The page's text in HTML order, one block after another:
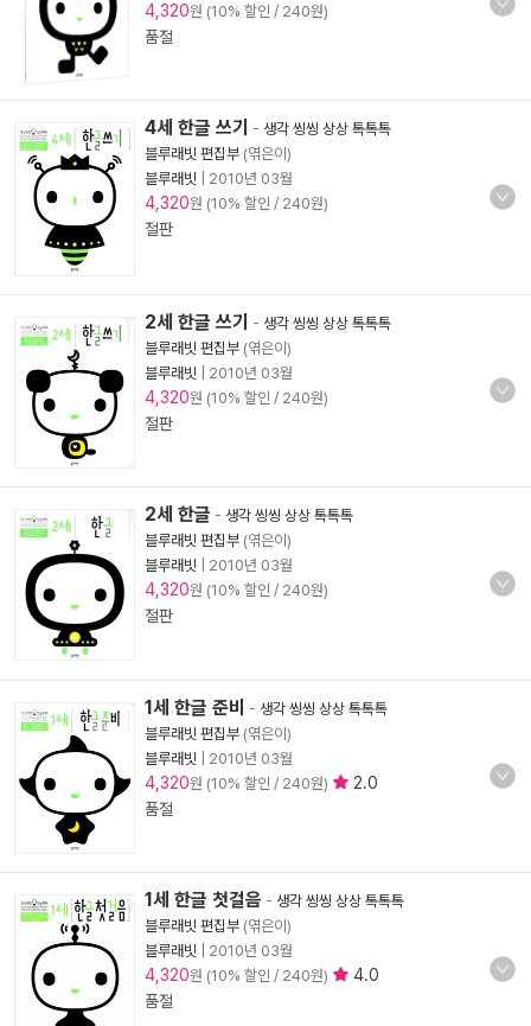
4,320원 (10% 할인 / 240원)
품절
4세 한글 쓰기 - 생각 씽씽 상상 톡톡톡
블루래빗 편집부 (엮은이)
블루래빗
2010년 03월
4,320원 (10% 할인 / 240원)
절판
2세 한글 쓰기 - 생각 씽씽 상상 톡톡톡
블루래빗 편집부 (엮은이)
블루래빗
2010년 03월
4,320원 (10% 할인 / 240원)
절판
2세 한글 - 생각 씽씽 상상 톡톡톡
블루래빗 편집부 (엮은이)
블루래빗
2010년 03월
4,320원 (10% 할인 / 240원)
절판
1세 한글 준비 - 생각 씽씽 상상 톡톡톡
블루래빗 편집부 (엮은이)
블루래빗
2010년 03월
4,320원 (10% 할인 / 240원)
2.0
품절
1세 한글 첫걸음 - 생각 씽씽 상상 톡톡톡
블루래빗 편집부 (엮은이)
블루래빗
2010년 03월
4,320원 (10% 할인 / 240원)
4.0
품절